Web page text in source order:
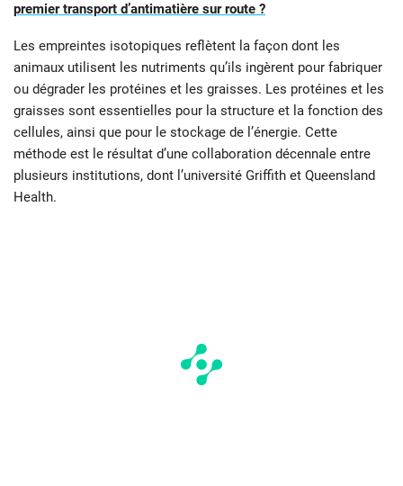
premier transport d’antimatière sur route ?
Les empreintes isotopiques reflètent la façon dont les
animaux utilisent les nutriments qu’ils ingèrent pour fabriquer
ou dégrader les protéines et les graisses. Les protéines et les
graisses sont essentielles pour la structure et la fonction des
cellules, ainsi que pour le stockage de l’énergie. Cette
méthode est le résultat d’une collaboration décennale entre
plusieurs institutions, dont l’université Griffith et Queensland
Health.